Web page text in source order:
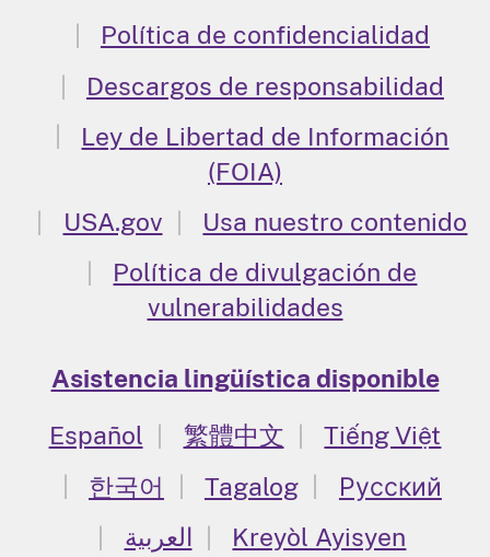
Política de confidencialidad
Descargos de responsabilidad
Ley de Libertad de Información
(FOIA)
USA.gov
Usa nuestro contenido
Política de divulgación de
vulnerabilidades
Asistencia lingüística disponible
Español
繁體中文
Tiếng Việt
한국어
Tagalog
Русский
العربية
Kreyòl Ayisyen